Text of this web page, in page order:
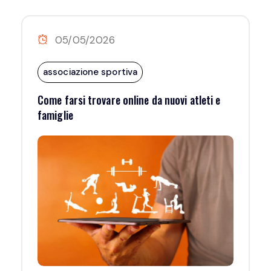
05/05/2026
associazione sportiva
Come farsi trovare online da nuovi atleti e
famiglie